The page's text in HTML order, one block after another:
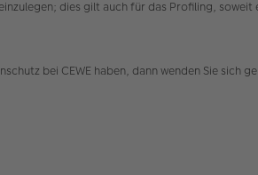
dies gilt auch für das Profiling,
bei CEWE haben, dann wenden Sie sich